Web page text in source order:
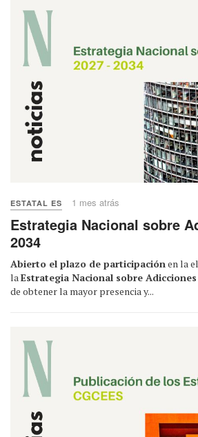
ESTATAL ES 1 mes atrás
Estrategia Nacional sobre
2034
Abierto el plazo de participaciónen la
laEstrategia Nacional sobre Adicciones
de obtener la mayor presencia y...